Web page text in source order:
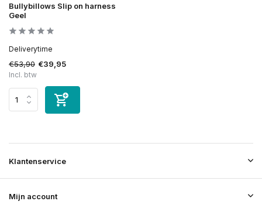
Bullybillows Slip on harness
Geel
Deliverytime
€53,90 €39,95
Incl. btw
Klantenservice
Mijn account